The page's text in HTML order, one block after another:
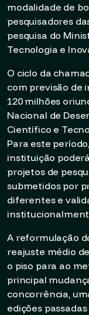
modalidade de
pesquisadores
pesquisa do
Tecnologia e
O ciclo da
com previsão de
120 milhões
Nacional de
Científico e
Para este
instituição
projetos de
submetidos por
diferentes e
A reformulação
reajuste médio
o piso para ao
principal
concorrência,
edições